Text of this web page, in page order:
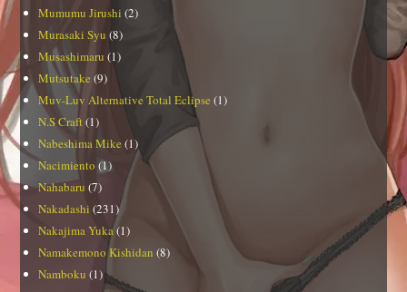
Mumumu Jirushi (2)
Murasaki Syu (8)
Musashimaru (1)
Mutsutake (9)
Muv-Luv Alternative Total Eclipse (1)
N.S Craft (1)
Nabeshima Mike(1)
Nacimiento (1)
Nahabaru (7)
Nakadashi (231)
Nakajima Yuka(1)
Namakemono Kishidan (8)
Namboku (1)